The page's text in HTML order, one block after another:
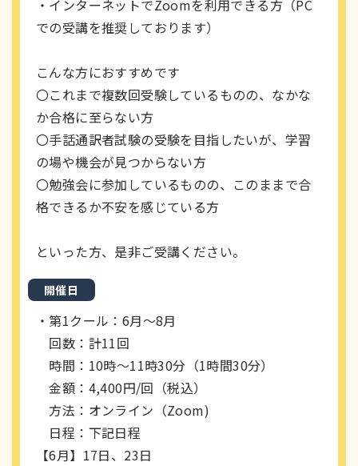
・インターネットでZoomを利用できる方（PC
での受講を推奨しております）
こんな方におすすめです
〇これまで複数回受験しているものの、なかな
か合格に至らない方
〇手話通訳者試験の受験を目指したいが、学習
の場や機会が見つからない方
〇勉強会に参加しているものの、このままで合
格できるか不安を感じている方
といった方、是非ご受講ください。
開催日
・第1クール：6月〜8月
回数：計11回
時間：10時～11時30分（1時間30分）
金額：4,400円/回（税込）
方法：オンライン（Zoom)
日程：下記日程
【6月】17日、23日